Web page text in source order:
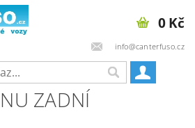
info@canterfuso.cz
0 Kč
ZADNÍ